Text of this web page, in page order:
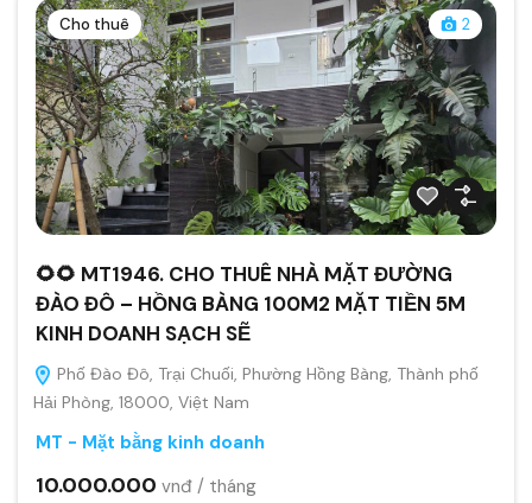
Cho thuê 2
🌻🌻 MT1946. CHO THUÊ NHÀ MẶT ĐƯỜNG
ĐÀO ĐÔ – HỒNG BÀNG 100M2 MẶT TIỀN 5M
KINH DOANH SẠCH SẼ
Phố Đào Đô, Trại Chuối, Phường Hồng Bàng, Thành phố
Hải Phòng, 18000, Việt Nam
MT - Mặt bằng kinh doanh
10.000.000 vnđ / tháng